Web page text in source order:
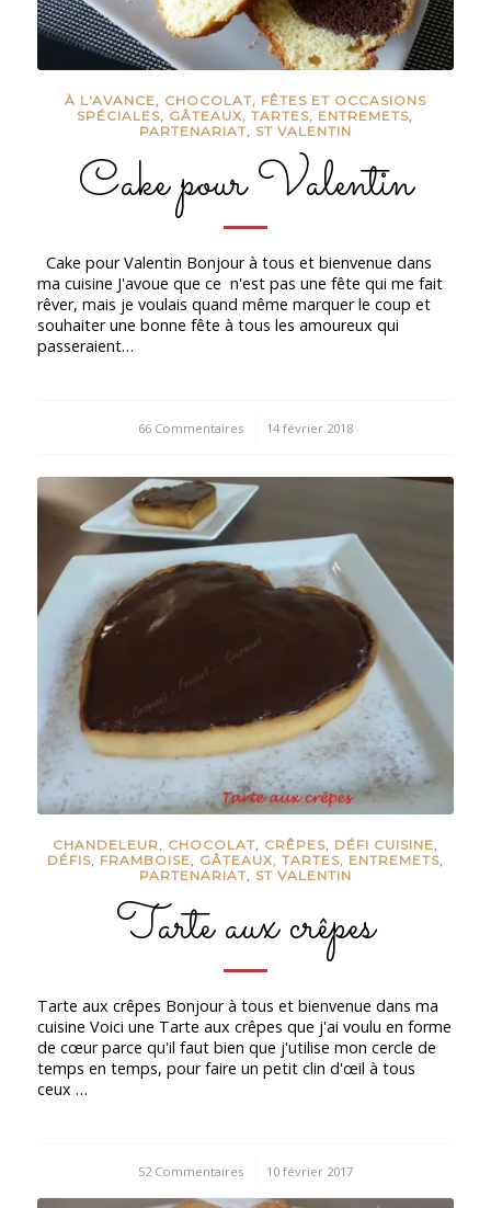
À L'AVANCE, CHOCOLAT, FÊTES ET OCCASIONS
SPÉCIALES, GÂTEAUX, TARTES, ENTREMETS,
PARTENARIAT, ST VALENTIN
Cake pour Valentin
Cake pour Valentin Bonjour à tous et bienvenue dans
ma cuisine J'avoue que ce n'est pas une fête qui me fait
rêver, mais je voulais quand même marquer le coup et
souhaiter une bonne fête à tous les amoureux qui
passeraient…
66 Commentaires
/ 14 février 2018
CHANDELEUR, CHOCOLAT, CRÊPES, DÉFI CUISINE,
DÉFIS, FRAMBOISE, GÂTEAUX, TARTES, ENTREMETS,
PARTENARIAT, ST VALENTIN
Tarte aux crêpes
Tarte aux crêpes Bonjour à tous et bienvenue dans ma
cuisine Voici une Tarte aux crêpes que j'ai voulu en forme
de cœur parce qu'il faut bien que j'utilise mon cercle de
temps en temps, pour faire un petit clin d'œil à tous
ceux …
52 Commentaires
/ 10 février 2017